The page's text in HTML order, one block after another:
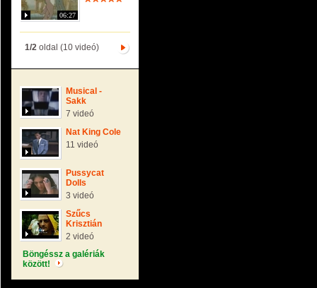
06:27
1/2oldal (10 videó)
Musical -
Sakk
7 videó
Nat King Cole
11 videó
Pussycat
Dolls
3 videó
Szűcs
Krisztián
2 videó
Böngéssz a galériák
között!